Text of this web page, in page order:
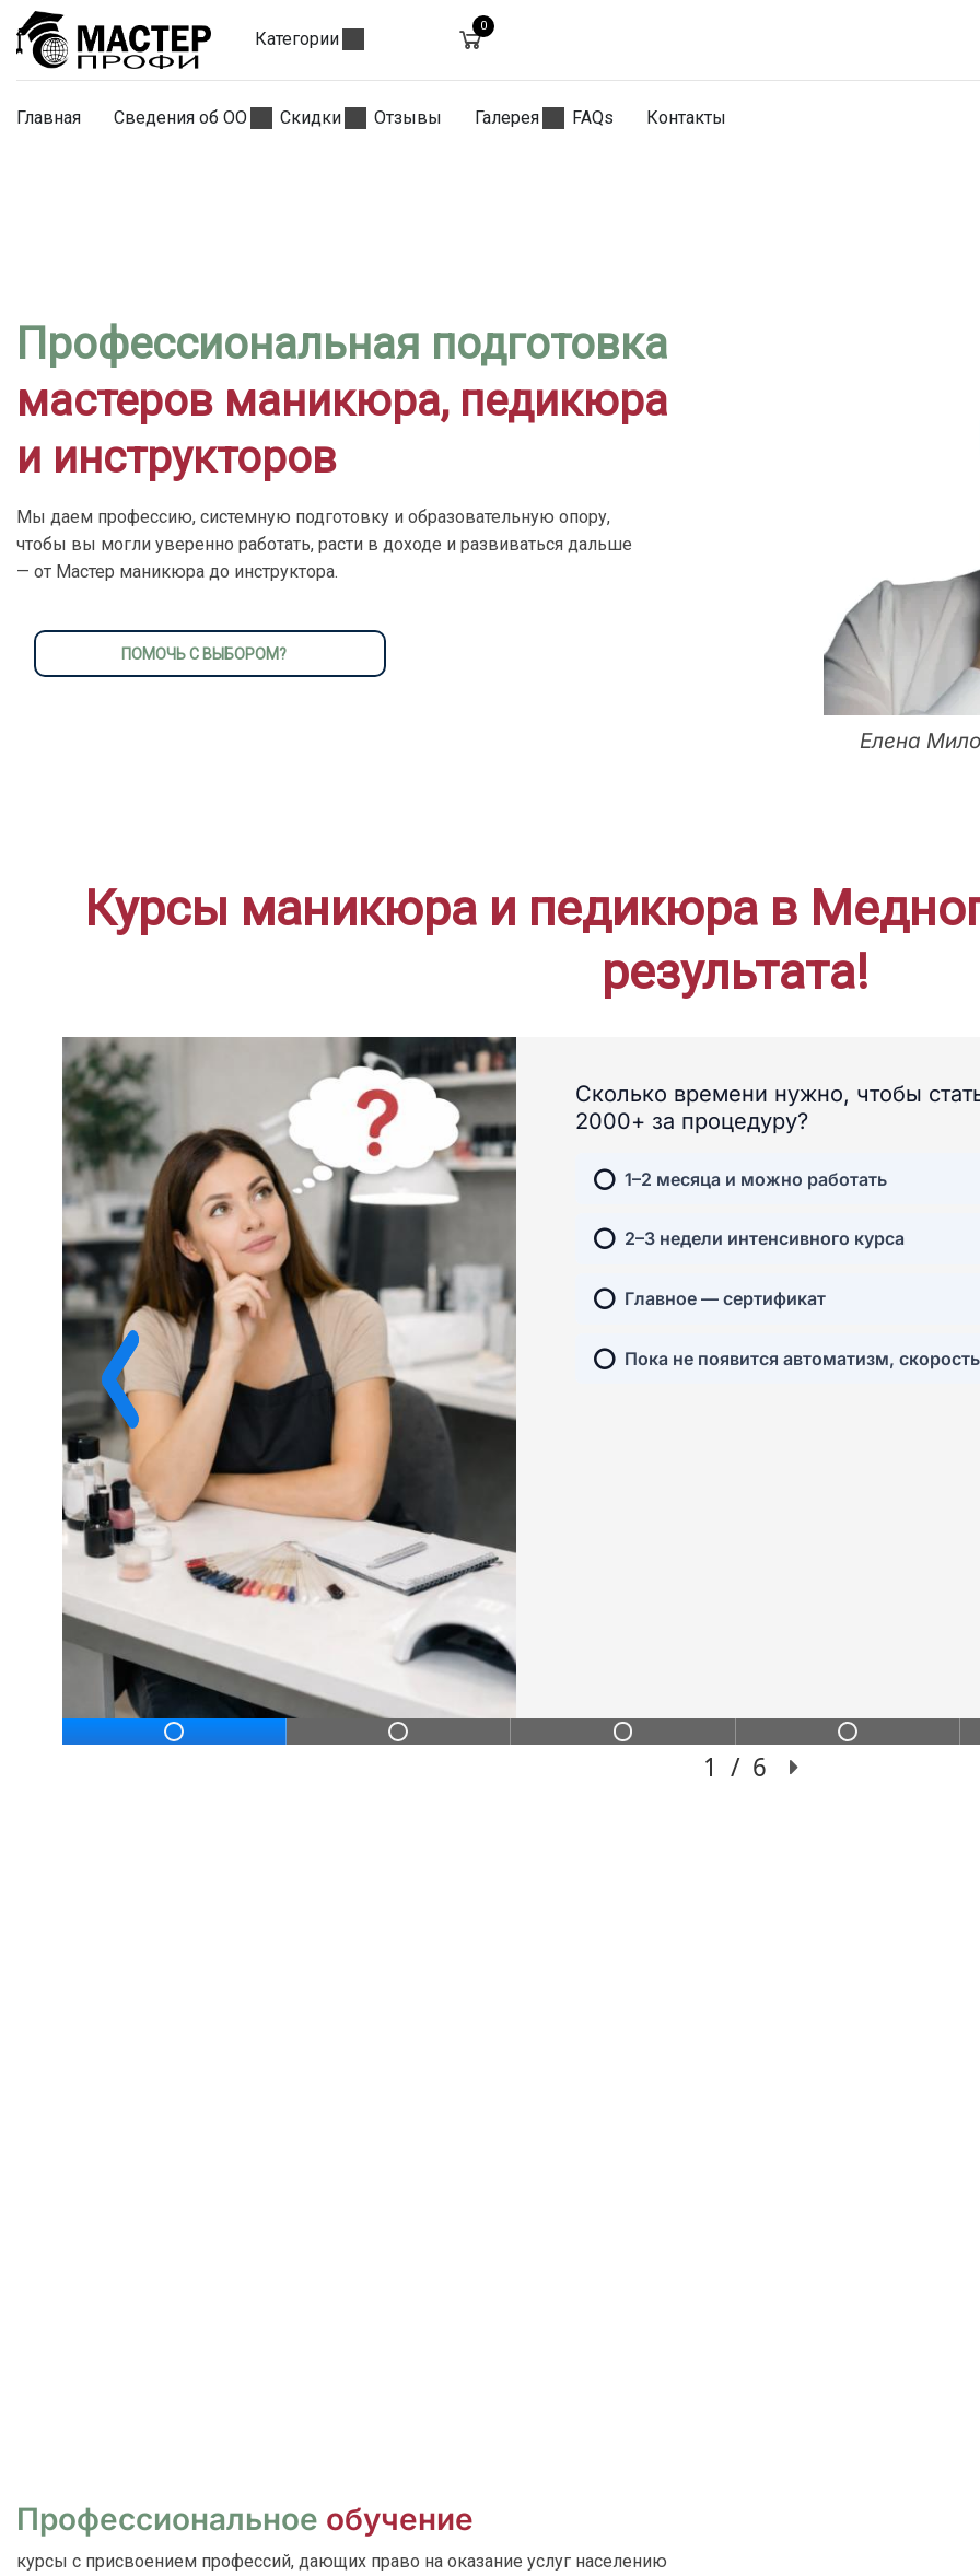
Категории
0
Главная Сведения об ОО Скидки Отзывы Галерея FAQs Контакты
Профессиональная подготовка
мастеров маникюра, педикюра
и инструкторов
Мы даем профессию, системную подготовку и образовательную опору,
чтобы вы могли уверенно работать, расти в доходе и развиваться дальше
— от Мастер маникюра до инструктора.
ПОМОЧЬ С ВЫБОРОМ?
Елена
Курсы маникюра и педикюра в
результата!
Профессиональное обучение
курсы с присвоением профессий, дающих право на оказание услуг населению